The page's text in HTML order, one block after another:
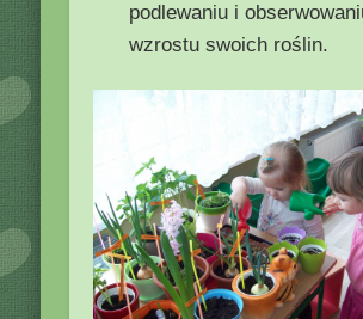
podlewaniu i
wzrostu swoich roślin.